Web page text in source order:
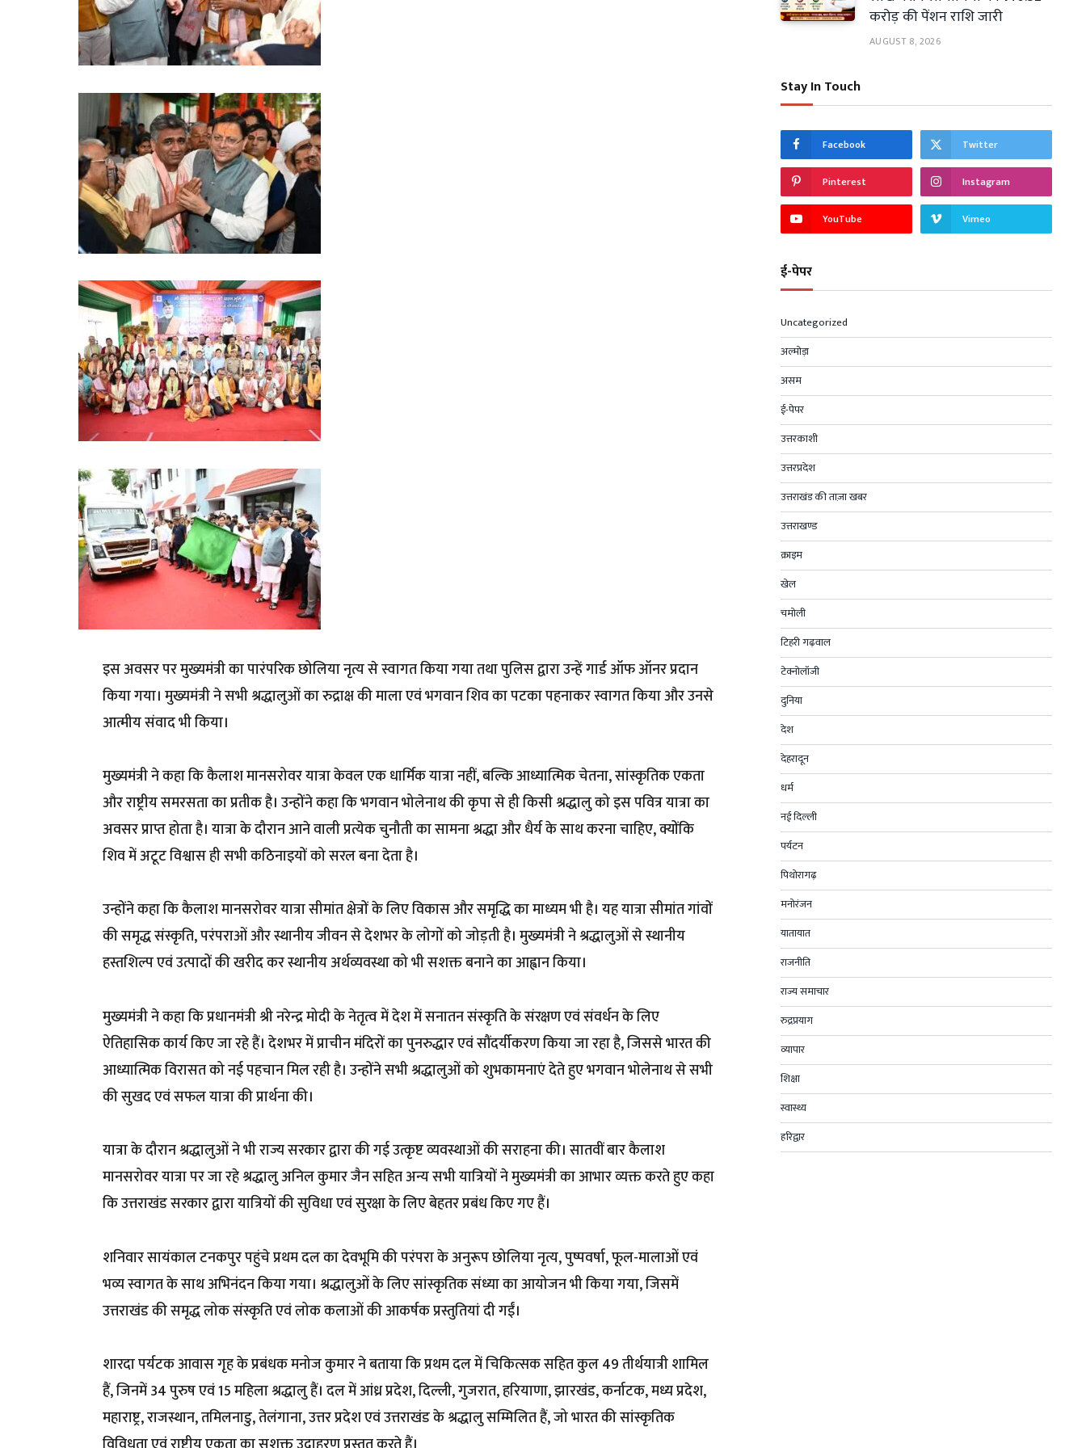
इस अवसर पर मुख्यमंत्री का पारंपरिक छोलिया नृत्य से स्वागत किया गया तथा पुलिस द्वारा उन्हें गार्ड ऑफ ऑनर प्रदान
किया गया। मुख्यमंत्री ने सभी श्रद्धालुओं का रुद्राक्ष की माला एवं भगवान शिव का पटका पहनाकर स्वागत किया और उनसे
आत्मीय संवाद भी किया।
मुख्यमंत्री ने कहा कि कैलाश मानसरोवर यात्रा केवल एक धार्मिक यात्रा नहीं, बल्कि आध्यात्मिक चेतना, सांस्कृतिक एकता
और राष्ट्रीय समरसता का प्रतीक है। उन्होंने कहा कि भगवान भोलेनाथ की कृपा से ही किसी श्रद्धालु को इस पवित्र यात्रा का
अवसर प्राप्त होता है। यात्रा के दौरान आने वाली प्रत्येक चुनौती का सामना श्रद्धा और धैर्य के साथ करना चाहिए, क्योंकि
शिव में अटूट विश्वास ही सभी कठिनाइयों को सरल बना देता है।
उन्होंने कहा कि कैलाश मानसरोवर यात्रा सीमांत क्षेत्रों के लिए विकास और समृद्धि का माध्यम भी है। यह यात्रा सीमांत गांवों
की समृद्ध संस्कृति, परंपराओं और स्थानीय जीवन से देशभर के लोगों को जोड़ती है। मुख्यमंत्री ने श्रद्धालुओं से स्थानीय
हस्तशिल्प एवं उत्पादों की खरीद कर स्थानीय अर्थव्यवस्था को भी सशक्त बनाने का आह्वान किया।
मुख्यमंत्री ने कहा कि प्रधानमंत्री श्री नरेन्द्र मोदी के नेतृत्व में देश में सनातन संस्कृति के संरक्षण एवं संवर्धन के लिए
ऐतिहासिक कार्य किए जा रहे हैं। देशभर में प्राचीन मंदिरों का पुनरुद्धार एवं सौंदर्यीकरण किया जा रहा है, जिससे भारत की
आध्यात्मिक विरासत को नई पहचान मिल रही है। उन्होंने सभी श्रद्धालुओं को शुभकामनाएं देते हुए भगवान भोलेनाथ से सभी
की सुखद एवं सफल यात्रा की प्रार्थना की।
यात्रा के दौरान श्रद्धालुओं ने भी राज्य सरकार द्वारा की गई उत्कृष्ट व्यवस्थाओं की सराहना की। सातवीं बार कैलाश
मानसरोवर यात्रा पर जा रहे श्रद्धालु अनिल कुमार जैन सहित अन्य सभी यात्रियों ने मुख्यमंत्री का आभार व्यक्त करते हुए कहा
कि उत्तराखंड सरकार द्वारा यात्रियों की सुविधा एवं सुरक्षा के लिए बेहतर प्रबंध किए गए हैं।
शनिवार सायंकाल टनकपुर पहुंचे प्रथम दल का देवभूमि की परंपरा के अनुरूप छोलिया नृत्य, पुष्पवर्षा, फूल-मालाओं एवं
भव्य स्वागत के साथ अभिनंदन किया गया। श्रद्धालुओं के लिए सांस्कृतिक संध्या का आयोजन भी किया गया, जिसमें
उत्तराखंड की समृद्ध लोक संस्कृति एवं लोक कलाओं की आकर्षक प्रस्तुतियां दी गईं।
शारदा पर्यटक आवास गृह के प्रबंधक मनोज कुमार ने बताया कि प्रथम दल में चिकित्सक सहित कुल 49 तीर्थयात्री शामिल
हैं, जिनमें 34 पुरुष एवं 15 महिला श्रद्धालु हैं। दल में आंध्र प्रदेश, दिल्ली, गुजरात, हरियाणा, झारखंड, कर्नाटक, मध्य प्रदेश,
महाराष्ट्र, राजस्थान, तमिलनाडु, तेलंगाना, उत्तर प्रदेश एवं उत्तराखंड के श्रद्धालु सम्मिलित हैं, जो भारत की सांस्कृतिक
करोड़ की पेंशन राशि जारी
AUGUST 8, 2026
Stay In Touch
Facebook Twitter
Pinterest Instagram
YouTube Vimeo
ई-पेपर
Uncategorized
अल्मोड़ा
असम
ई-पेपर
उत्तरकाशी
उत्तरप्रदेश
उत्तराखंड की ताज़ा खबर
उत्तराखण्ड
क्राइम
खेल
चमोली
टिहरी गढ़वाल
टेक्नोलॉजी
दुनिया
देश
देहरादून
धर्म
नई दिल्ली
पर्यटन
पिथोरागढ़
मनोरंजन
यातायात
राजनीति
राज्य समाचार
रुद्रप्रयाग
व्यापार
शिक्षा
स्वास्थ्य
हरिद्वार